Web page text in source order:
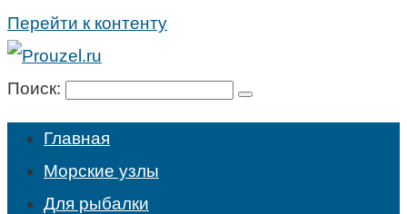
Перейти к контенту
Поиск:
Главная
Морские узлы
Для рыбалки